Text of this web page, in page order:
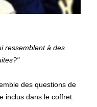
ressemblent à des
des questions de
inclus dans le coffret.